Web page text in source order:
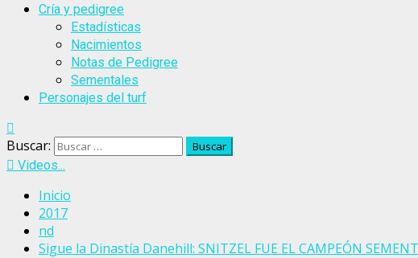
Cría y pedigree
Estadísticas
Nacimientos
Notas de Pedigree
Sementales
Personajes del turf
Buscar:
Videos...
Inicio
2017
nd
Sigue la Dinastía Danehill: SNITZEL FUE EL CAMPEÓN